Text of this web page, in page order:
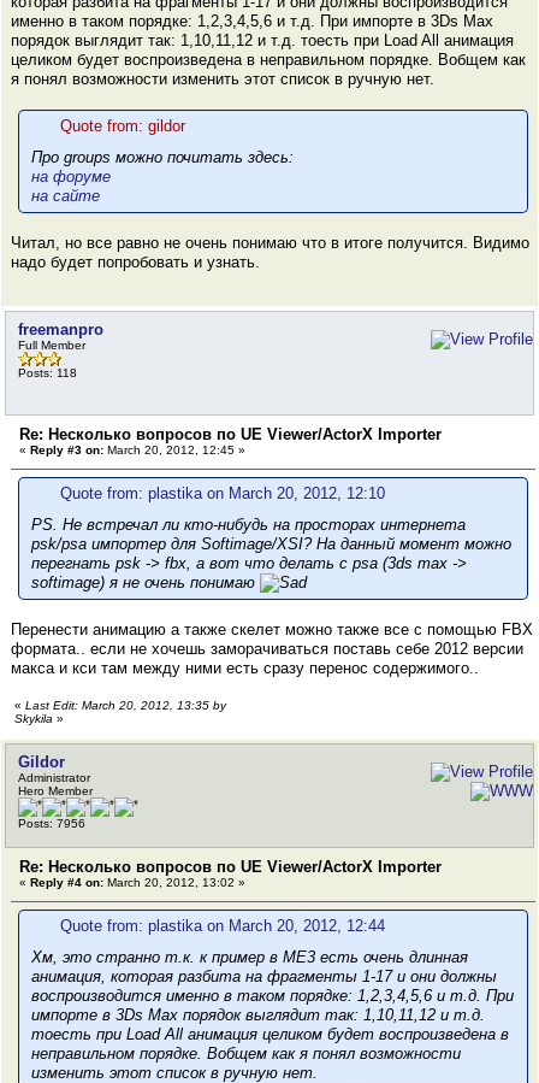
именно в таком порядке: 1,2,3,4,5,6 и т.д. При импорте в 3Ds Max
порядок выглядит так: 1,10,11,12 и т.д. тоесть при Load All анимация
целиком будет воспроизведена в неправильном порядке. Вобщем как
я понял возможности изменить этот список в ручную нет.
Quote from: gildor
Про groups можно почитать здесь:
на форуме
на сайте
Читал, но все равно не очень понимаю что в итоге получится. Видимо
надо будет попробовать и узнать.
freemanpro
Full Member
Posts: 118
Re: Несколько вопросов по UE Viewer/ActorX Importer
« Reply #3 on: March 20, 2012, 12:45 »
Quote from: plastika on March 20, 2012, 12:10
PS. Не встречал ли кто-нибудь на просторах интернета
psk/psa импортер для Softimage/XSI? На данный момент можно
перегнать psk -> fbx, а вот что делать с psa (3ds max ->
softimage) я не очень понимаю
Перенести анимацию а также скелет можно также все с помощью FBX
формата.. если не хочешь заморачиваться поставь себе 2012 версии
макса и кси там между ними есть сразу перенос содержимого..
« Last Edit: March 20, 2012, 13:35 by
Skykila »
Gildor
Administrator
Hero Member
Posts: 7956
Re: Несколько вопросов по UE Viewer/ActorX Importer
« Reply #4 on: March 20, 2012, 13:02 »
Quote from: plastika on March 20, 2012, 12:44
Хм, это странно т.к. к пример в ME3 есть очень длинная
анимация, которая разбита на фрагменты 1-17 и они должны
воспроизводится именно в таком порядке: 1,2,3,4,5,6 и т.д. При
импорте в 3Ds Max порядок выглядит так: 1,10,11,12 и т.д.
тоесть при Load All анимация целиком будет воспроизведена в
неправильном порядке. Вобщем как я понял возможности
изменить этот список в ручную нет.